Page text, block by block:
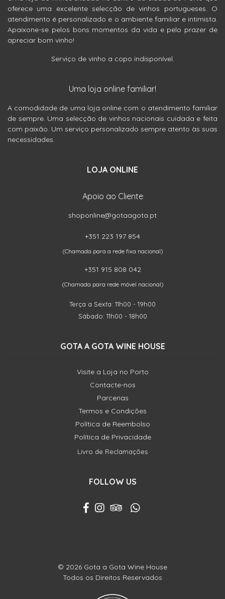
oferece uma excelente selecção de vinhos portugueses. O
atendimento é personalizado e o ambiente familiar e intimista.
Apaixone-se pelos bons momentos da vida e pelo prazer de
apreciar bom vinho!
Serviço de vinho a copo indisponível.
Uma loja online familiar!
A comodidade de uma loja online com o atendimento familiar
de sempre. Uma selecção de vinhos nacionais cuidada e feita
com paixão. Um serviço personalizado sempre atento às suas
necessidades.
LOJA ONLINE
Apoio ao Cliente
shoponline@gotaagota.pt
+351 223 197 854
(Chamada para a rede fixa nacional)
+351 915 808 042
(Chamada para rede móvel nacional)
Terça a Sexta: 11h00 - 19h00
Sábado: 11h00 - 18h00
GOTA A GOTA WINE HOUSE
Visite a Loja no Porto
Contacte-nos
Parcerias
Termos e Condições
Política de Reembolso
Política de Privacidade
Livro de Reclamações
FOLLOW US
© 2026 Gota a Gota Wine House
Todos os Direitos Reservados